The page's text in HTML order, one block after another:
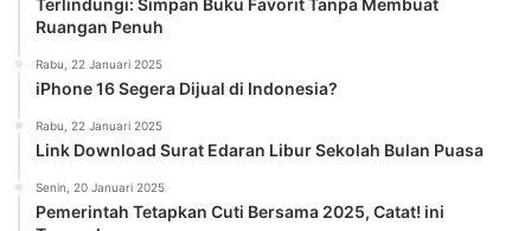
Terlindungi: Simpan Buku Favorit Tanpa Membuat
Ruangan Penuh
Rabu, 22 Januari 2025
iPhone 16 Segera Dijual di Indonesia?
Rabu, 22 Januari 2025
Link Download Surat Edaran Libur Sekolah Bulan Puasa
Senin, 20 Januari 2025
Pemerintah Tetapkan Cuti Bersama 2025, Catat! ini